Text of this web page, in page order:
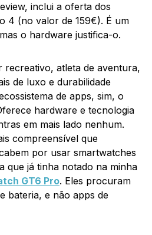
inclui a oferta dos
4 (no valor de 159€). É um
o hardware justifica-o.
recreativo, atleta de aventura,
de luxo e durabilidade
de apps, sim, o
hardware e tecnologia
em mais lado nenhum.
compreensível que
por usar smartwatches
que já tinha notado na minha
GT6 Pro. Eles procuram
bateria, e não apps de